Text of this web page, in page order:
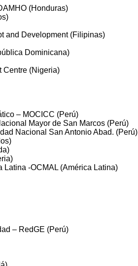
(Honduras)
and Development (Filipinas)
Dominicana)
Centre (Nigeria)
– MOCICC (Perú)
Mayor de San Marcos (Perú)
Nacional San Antonio Abad. (Perú)
Latina -OCMAL (América Latina)
– RedGE (Perú)